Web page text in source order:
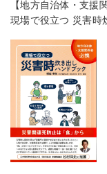
【地方自治体・支援
現場で役立つ 災害時